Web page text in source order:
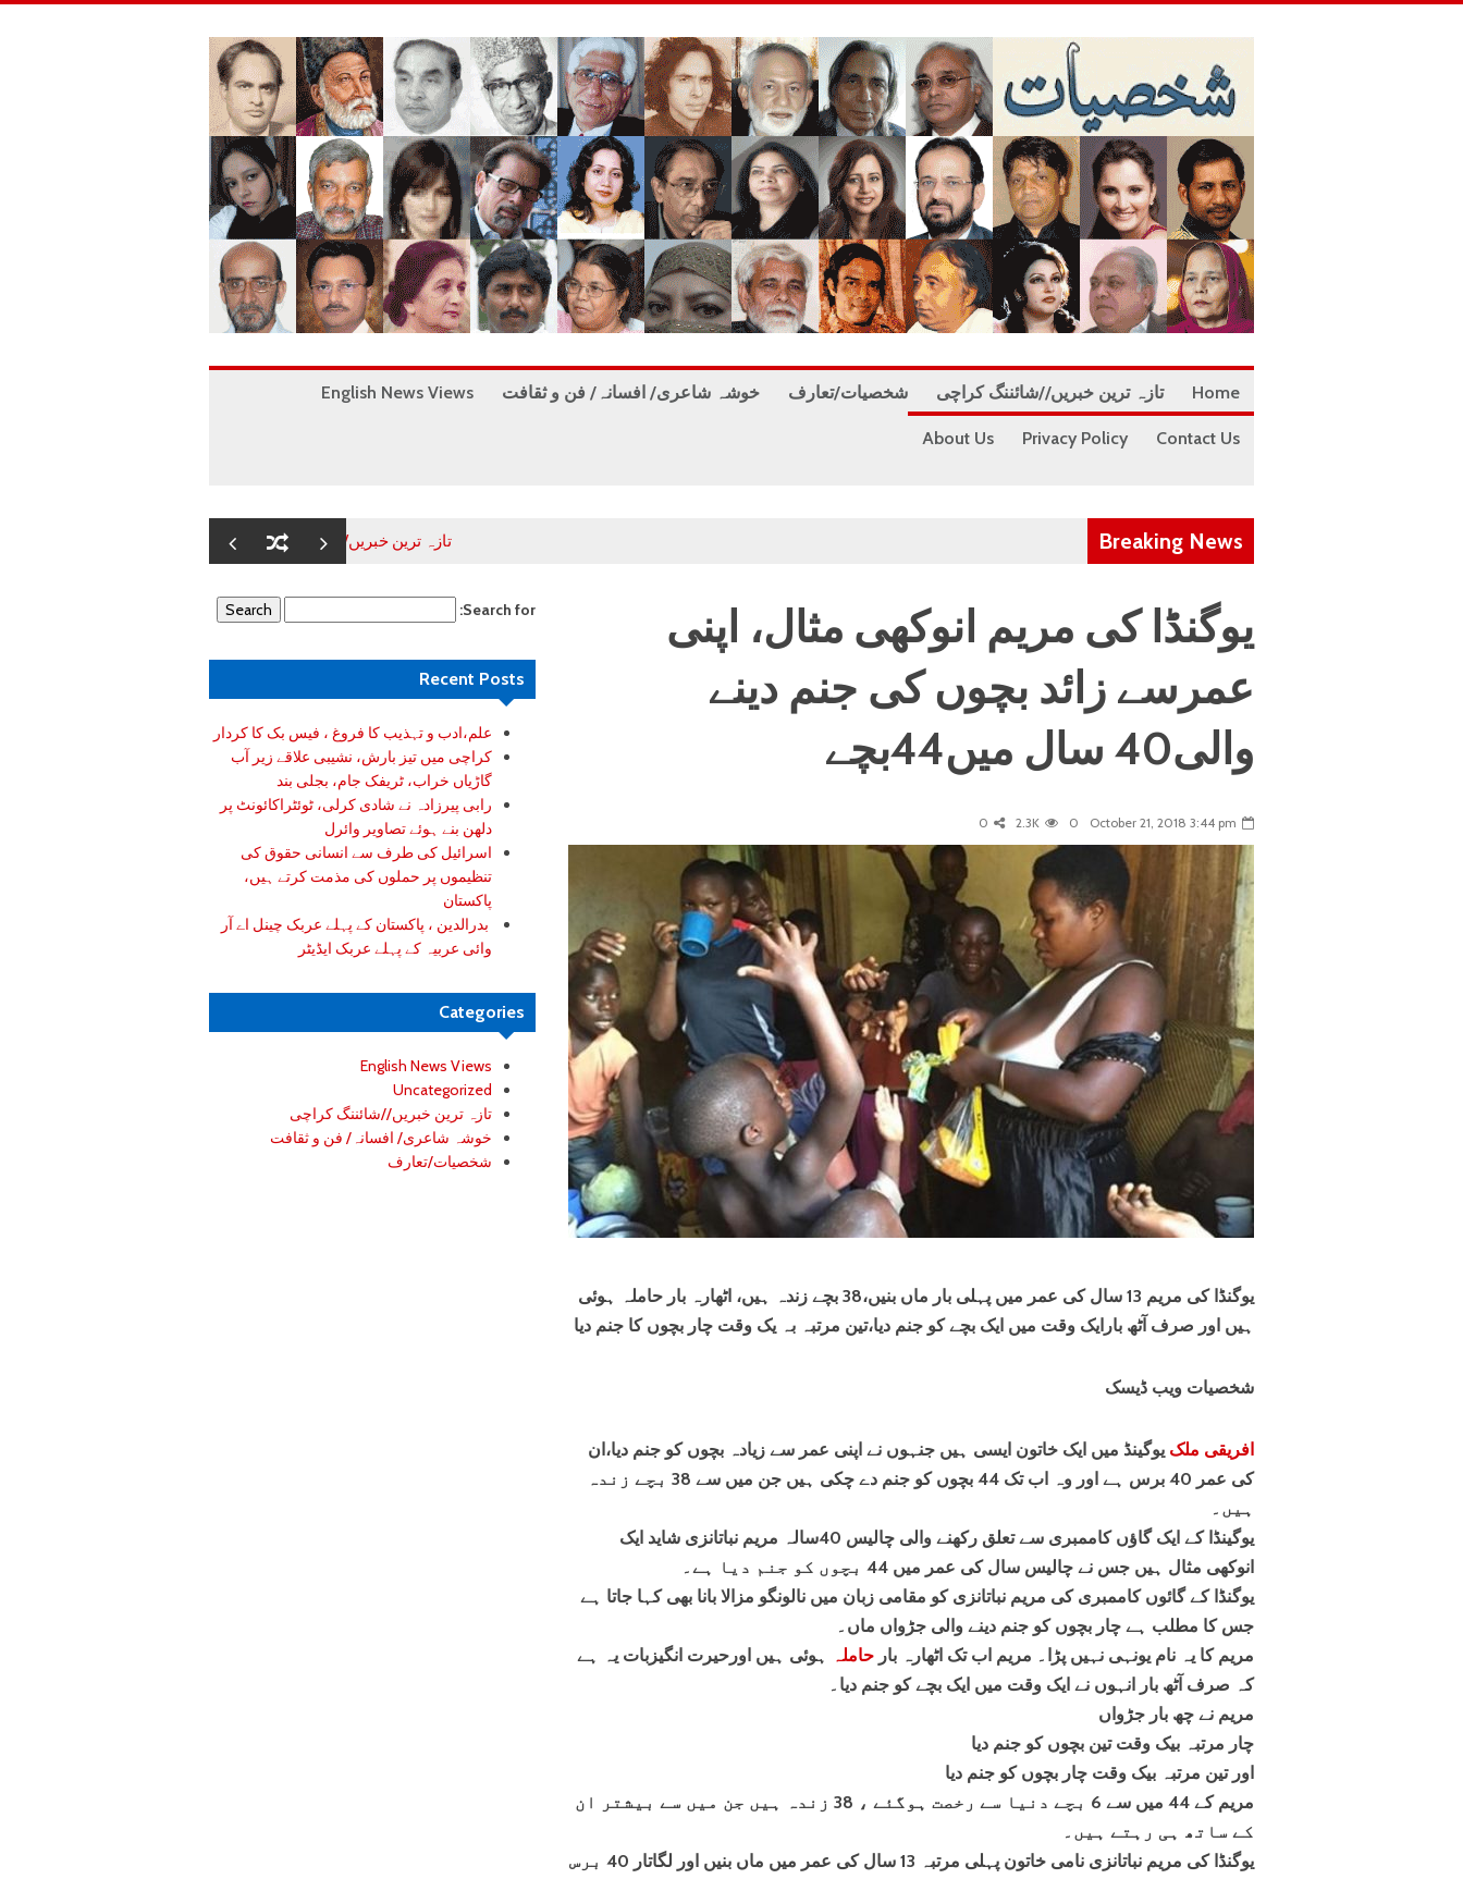
Home تازہ ترین خبریں//شائننگ کراچی شخصیات/تعارف خوشہ شاعری/ افسانہ/ فن و ثقافت English News Views
Contact Us
Privacy Policy
About Us
Breaking News تازہ ترین خبریں//شائننگ کراچی علم،ادب و تہذیب کا فروغ ، فیس بک کا کردار
یوگنڈا کی مریم انوکھی مثال، اپنی
عمرسے زائد بچوں کی جنم دینے
والی40 سال میں44بچے
October 21, 2018 3:44 pm
0
2.3K
0
یوگنڈا کی مریم 13 سال کی عمر میں پہلی بار ماں بنیں،38 بچے زندہ ہیں، اٹھارہ بار حاملہ ہوئی
ہیں اور صرف آٹھ بارایک وقت میں ایک بچے کو جنم دیا،تین مرتبہ بہ یک وقت چار بچوں کا جنم دیا
شخصیات ویب ڈیسک
افریقی ملک یوگینڈ میں ایک خاتون ایسی ہیں جنہوں نے اپنی عمر سے زیادہ بچوں کو جنم دیا،ان
کی عمر 40 برس ہے اور وہ اب تک 44 بچوں کو جنم دے چکی ہیں جن میں سے 38 بچے زندہ
ہیں۔
یوگینڈا کے ایک گاﺅں کاممبری سے تعلق رکھنے والی چالیس 40سالہ مریم نباتانزی شاید ایک
انوکھی مثال ہیں جس نے چالیس سال کی عمر میں 44 بچوں کو جنم دیا ہے۔
یوگنڈا کے گائوں کاممبری کی مریم نباتانزی کو مقامی زبان میں نالونگو مزالا بانا بھی کہا جاتا ہے
جس کا مطلب ہے چار بچوں کو جنم دینے والی جڑواں ماں۔
مریم کا یہ نام یونہی نہیں پڑا۔ مریم اب تک اٹھارہ بار حاملہ ہوئی ہیں اورحیرت انگیزبات یہ ہے
کہ صرف آٹھ بار انہوں نے ایک وقت میں ایک بچے کو جنم دیا۔
مریم نے چھ بار جڑواں
چار مرتبہ بیک وقت تین بچوں کو جنم دیا
اور تین مرتبہ بیک وقت چار بچوں کو جنم دیا
مریم کے 44 میں سے 6 بچے دنیا سے رخصت ہوگئے ، 38 زندہ ہیں جن میں سے بیشتر ان
کے ساتھ ہی رہتے ہیں۔
یوگنڈا کی مریم نباتانزی نامی خاتون پہلی مرتبہ 13 سال کی عمر میں ماں بنیں اور لگاتار 40 برس
Search for:
Recent Posts
علم،ادب و تہذیب کا فروغ ، فیس بک کا کردار
کراچی میں تیز بارش، نشیبی علاقے زیر آب
گاڑیاں خراب، ٹریفک جام، بجلی بند
رابی پیرزادہ نے شادی کرلی، ٹوئٹراکائونٹ پر
دلھن بنے ہوئے تصاویر وائرل
اسرائیل کی طرف سے انسانی حقوق کی
تنظیموں پر حملوں کی مذمت کرتے ہیں،
پاکستان
بدرالدین ، پاکستان کے پہلے عربک چینل اے آر
وائی عربیہ کے پہلے عربک ایڈیٹر
Categories
English News Views
Uncategorized
تازہ ترین خبریں//شائننگ کراچی
خوشہ شاعری/ افسانہ/ فن و ثقافت
شخصیات/تعارف